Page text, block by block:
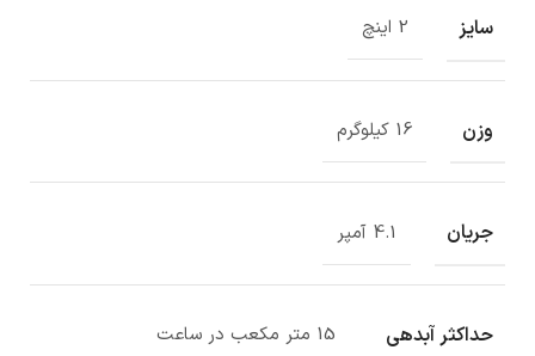
سایز 2 اینچ
وزن 16 کیلوگرم
جریان 4.1 آمپر
حداکثر آبدهی 15 متر مکعب در ساعت